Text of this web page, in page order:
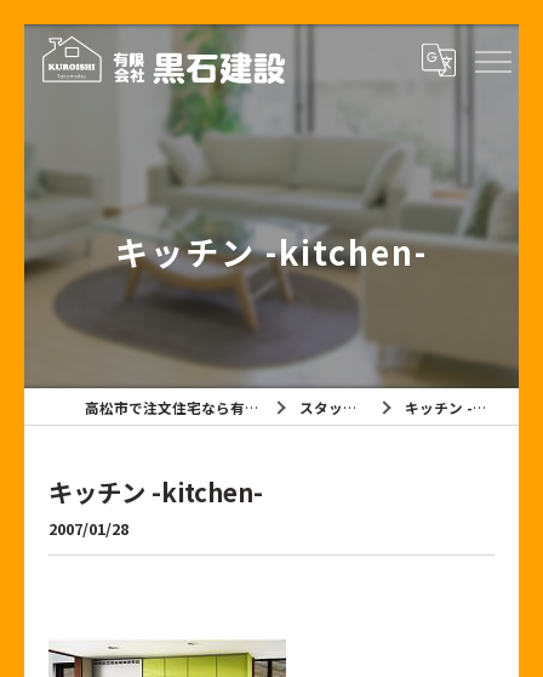
キッチン -kitchen-
高松市で注文住宅なら有限会社黒石建設 スタッフブログ キッチン -kitchen-
キッチン -kitchen-
2007/01/28